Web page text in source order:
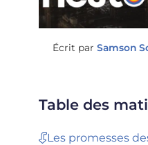
Écrit par Samson
Table des
Les promesses